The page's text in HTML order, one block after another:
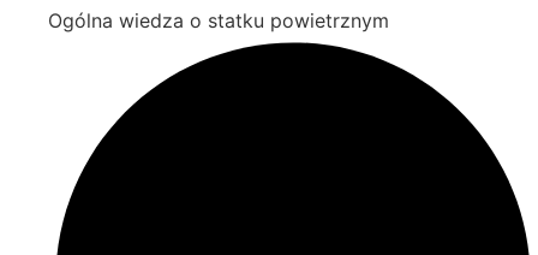
Ogólna wiedza o statku powietrznym